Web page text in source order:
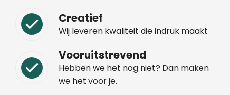
Creatief
Wij leveren kwaliteit die indruk maakt
Vooruitstrevend
Hebben we het nog niet? Dan maken
we het voor je.